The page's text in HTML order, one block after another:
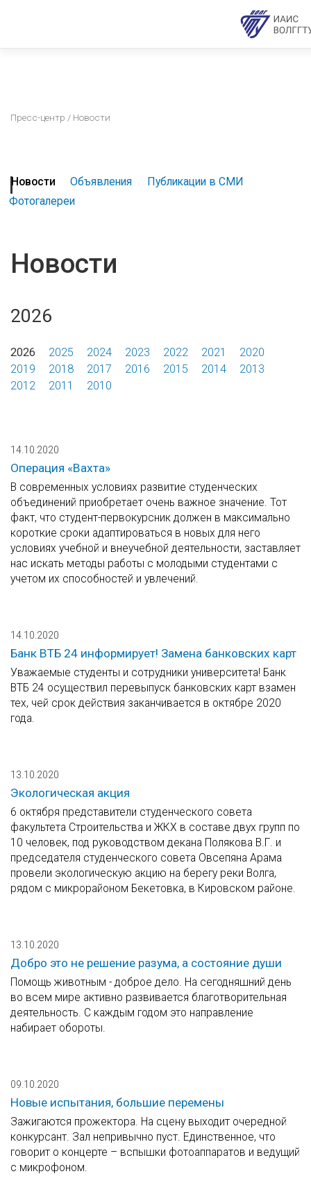
Пресс-центр / Новости
Новости Объявления
Публикации в СМИ
Фотогалереи
Новости
2026
2026 2025 2024 2023 2022 2021
2020
2019
2018 2017 2016 2015 2014
2013
2012
2011 2010
14.10.2020
Операция «Вахта»
В современных условиях развитие студенческих
объединений приобретает очень важное значение. Тот
факт, что студент-первокурсник должен в максимально
короткие сроки адаптироваться в новых для него
условиях учебной и внеучебной деятельности, заставляет
нас искать методы работы с молодыми студентами с
учетом их способностей и увлечений.
14.10.2020
Банк ВТБ 24 информирует! Замена банковских карт
Уважаемые студенты и сотрудники университета! Банк
ВТБ 24 осуществил перевыпуск банковских карт взамен
тех, чей срок действия заканчивается в октябре 2020
года.
13.10.2020
Экологическая акция
6 октября представители студенческого совета
факультета Строительства и ЖКХ в составе двух групп по
10 человек, под руководством декана Полякова В.Г. и
председателя студенческого совета Овсепяна Арама
провели экологическую акцию на берегу реки Волга,
рядом с микрорайоном Бекетовка, в Кировском районе.
13.10.2020
Добро это не решение разума, а состояние души
Помощь животным - доброе дело. На сегодняшний день
во всем мире активно развивается благотворительная
деятельность. С каждым годом это направление
набирает обороты.
09.10.2020
Новые испытания, большие перемены
Зажигаются прожектора. На сцену выходит очередной
конкурсант. Зал непривычно пуст. Единственное, что
говорит о концерте – вспышки фотоаппаратов и ведущий
с микрофоном.